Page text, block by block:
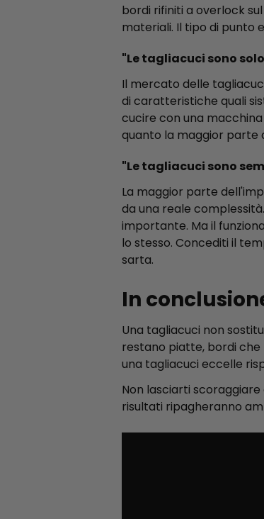
bordi rifiniti a overlock
materiali. Il tipo di punto
"Le tagliacuci sono
Il mercato delle
di caratteristiche quali
cucire con una
quanto la maggior parte
"Le tagliacuci sono
La maggior parte
da una reale
importante. Ma il
lo stesso. Concediti il
sarta.
In
Una tagliacuci non
restano piatte, bordi che
una tagliacuci eccelle
Non lasciarti
risultati ripagheranno